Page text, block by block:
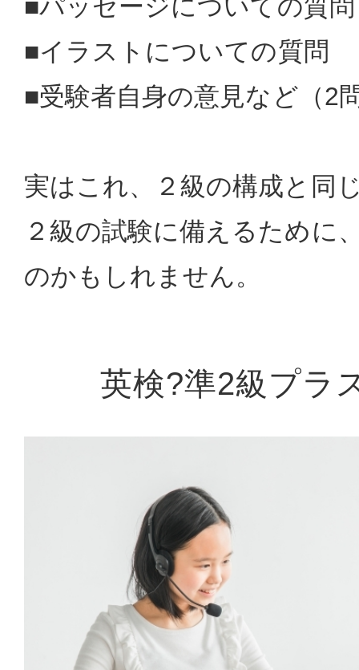
■パッセージについての質問
■イラストについての質問
■受験者自身の意見など（2
実はこれ、２級の構成と同
２級の試験に備えるために
のかもしれません。
英検?準2級プラ